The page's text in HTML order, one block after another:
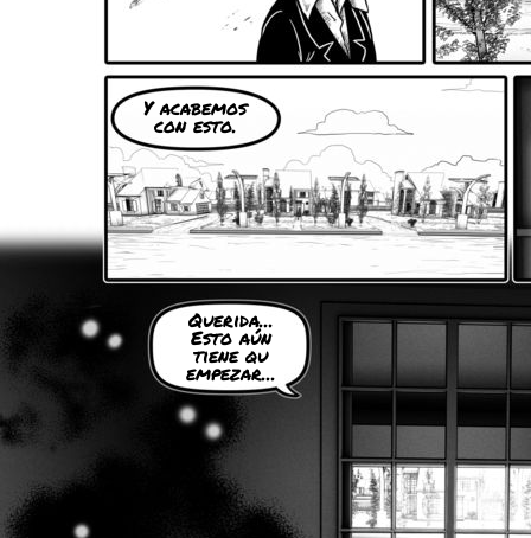
Y acabemos
con esto.
Querida...
Esto aún
tiene qu
empezar...